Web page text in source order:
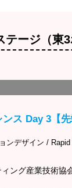
ージ（東
ス Day 3【先
ンデザイン /
ング産業技術協